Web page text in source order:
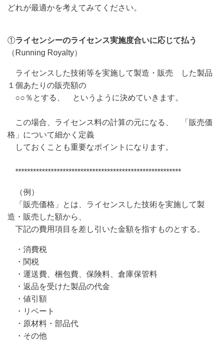
どれが最適かを考えてみてください。
①ライセンシーのライセンス実施度合いに応じて払う
（Running Royalty）
ライセンスした技術等を実施して製造・販売 した製品
１個あたりの販売額の
○○％とする、 というように決めていきます。
この場合、ライセンス料の計算の元になる、 「販売価
格」について細かく定義
しておくことも重要なポイントになります。
********************************************************
（例）
「販売価格」とは、ライセンスした技術を実施して製
造・販売した額から、
下記の費用項目を差し引いた金額を指すものとする。
・消費税
・関税
・運送費、梱包費、保険料、倉庫保管料
・返品を受けた製品の代金
・値引額
・リベート
・原材料・部品代
・その他